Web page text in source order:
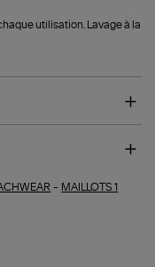
utilisation. Lavage à la
- MAILLOTS 1